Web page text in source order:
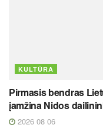
KULTŪRA
Pirmasis bendras
įamžina Nidos
2026 08 06